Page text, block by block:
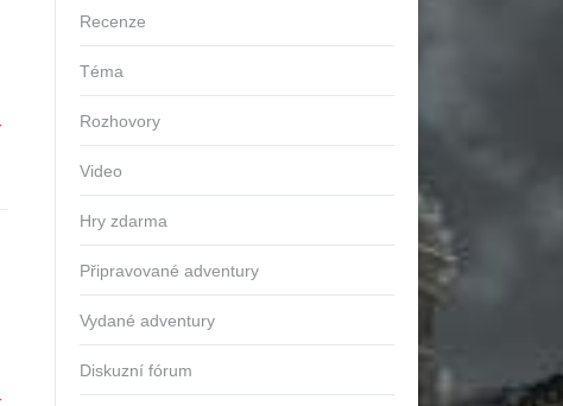
Recenze
Téma
Rozhovory
Video
Hry zdarma
Připravované adventury
Vydané adventury
Diskuzní fórum